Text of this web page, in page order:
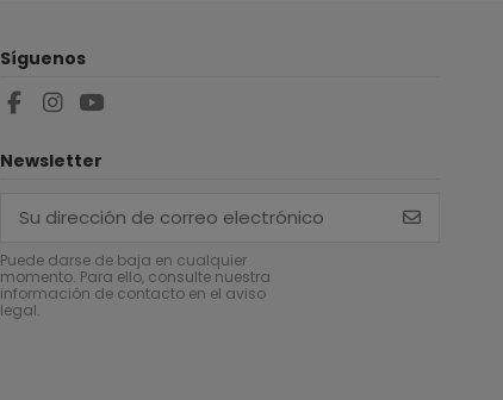
Síguenos
Newsletter
Puede darse de baja en cualquier
momento. Para ello, consulte nuestra
información de contacto en el aviso
legal.